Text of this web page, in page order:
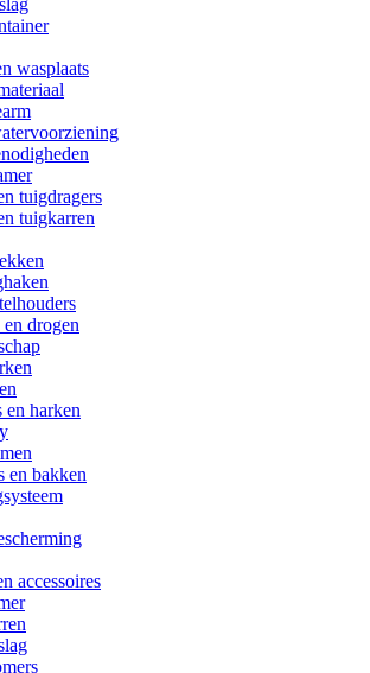
wasplaats
tuigdragers
tuigkarren
en drogen
en harken
en bakken
accessoires